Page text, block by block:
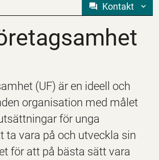
Kontakt
(UF) är en ideell och
organisation med målet
för unga
ta vara på och utveckla sin
för att på bästa sätt vara